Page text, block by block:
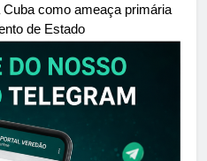
como ameaça primária
de Estado